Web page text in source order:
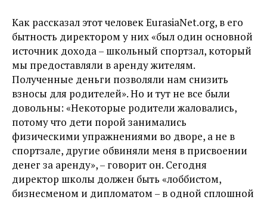
Как рассказал этот человек EurasiaNet.org, в его
бытность директором у них «был один основной
источник дохода – школьный спортзал, который
мы предоставляли в аренду жителям.
Полученные деньги позволяли нам снизить
взносы для родителей». Но и тут не все были
довольны: «Некоторые родители жаловались,
потому что дети порой занимались
физическими упражнениями во дворе, а не в
спортзале, другие обвиняли меня в присвоении
денег за аренду», – говорит он. Сегодня
директор школы должен быть «лоббистом,
бизнесменом и дипломатом – в одной сплошной